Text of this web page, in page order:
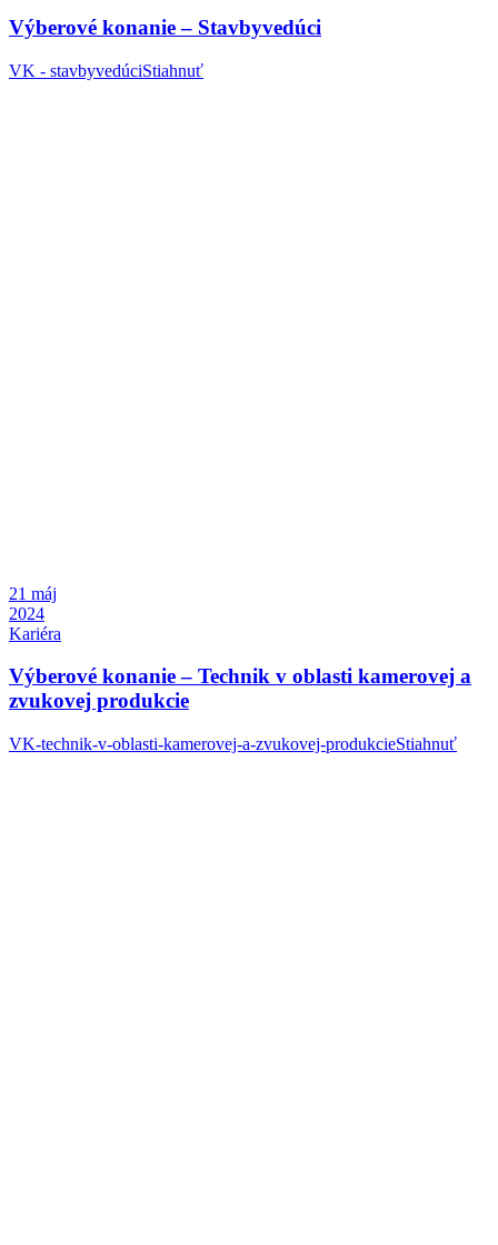
Výberové konanie – Stavbyvedúci
VK - stavbyvedúciStiahnuť
21 máj
2024
Kariéra
Výberové konanie – Technik v oblasti kamerovej a
zvukovej produkcie
VK-technik-v-oblasti-kamerovej-a-zvukovej-produkcieStiahnuť